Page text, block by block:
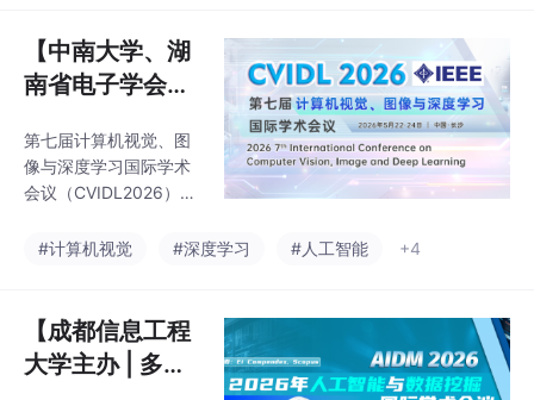
国际会议，以及Sensor
s、Materials Research
Express等3本检索稳定
一站式期刊发表支持服
务，包括稿件预审、期
刊推荐、英文润色、查
域专家团队全程指导，
【中南大学、湖
南省电子学会联
版 | 往届见刊后1
个月检索 | 会后
SCOPUS检索】
觉、图像与深度
学习国际学术会
议（CVIDL 202
第七届计算机视觉、图
像与深度学习国际学术
会议（CVIDL2026）将
在中国长沙举行。会议
EEE出版（ISBN:979-8
-3195-4465-0），收
录至IEEEXplore数据
#计算机视觉 #深度学习 #人工智能 +4
【成都信息工程
大学主办 | 多主